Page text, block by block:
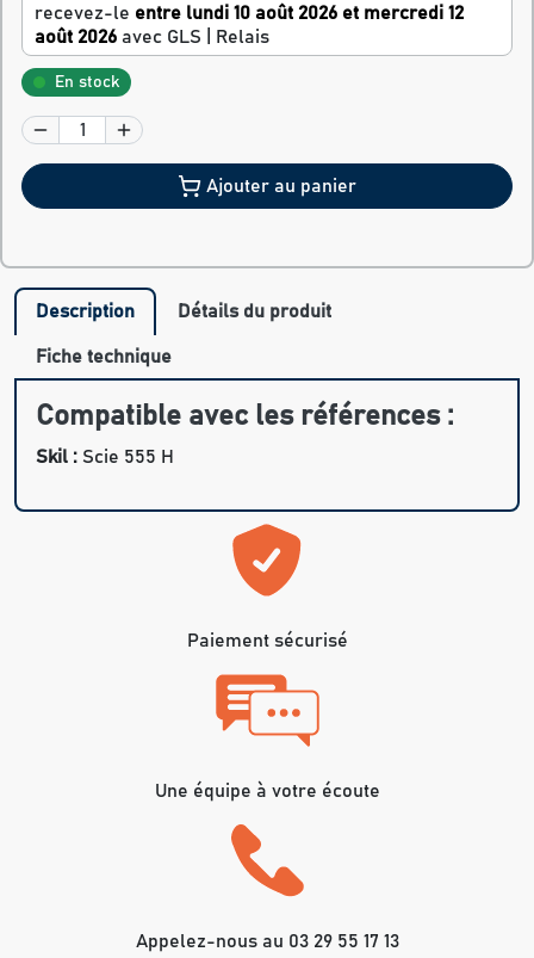
recevez-le entre lundi 10 août 2026 et mercredi 12
août 2026 avec GLS | Relais
En stock
Ajouter au panier
Description Détails du produit
Fiche technique
Compatible avec les références :
Skil : Scie 555 H
Paiement sécurisé
Une équipe à votre écoute
Appelez-nous au 03 29 55 17 13